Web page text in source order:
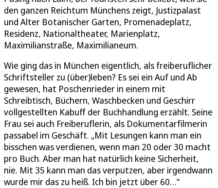
den ganzen Reichtum Münchens zeigt, Justizpalast
und Alter Botanischer Garten, Promenadeplatz,
Residenz, Nationaltheater, Marienplatz,
Maximilianstraße, Maximilianeum.
Wie ging das in München eigentlich, als freiberuflicher
Schriftsteller zu (über)leben? Es sei ein Auf und Ab
gewesen, hat Poschenrieder in einem mit
Schreibtisch, Büchern, Waschbecken und Geschirr
vollgestellten Kabuff der Buchhandlung erzählt. Seine
Frau sei auch Freiberuflerin, als Dokumentarfilmerin
passabel im Geschäft. „Mit Lesungen kann man ein
bisschen was verdienen, wenn man 20 oder 30 macht
pro Buch. Aber man hat natürlich keine Sicherheit,
nie. Mit 35 kann man das verputzen, aber irgendwann
wurde mir das zu heiß. Ich bin jetzt über 60…“